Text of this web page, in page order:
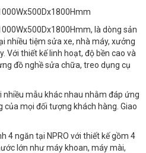
là dòng sản
nhiều tiệm sửa xe, nhà máy, xưởng
Với thiết kế linh hoạt, độ bền cao và
đồ nghề sửa chữa, treo dụng cụ
nhiều mẫu khác nhau nhằm đáp ứng
mọi đối tượng khách hàng. Giao
4 ngăn tại NPRO với thiết kế gồm 4
lớn như máy khoan, máy mài,